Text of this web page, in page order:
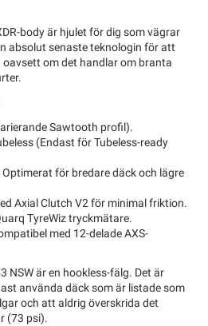
body är hjulet för dig som vägrar
absolut senaste teknologin för att
om det handlar om branta
Sawtooth profil).
(Endast för Tubeless-ready
för bredare däck och lägre
Axial Clutch V2 för minimal friktion.
TyreWiz tryckmätare.
med 12-delade AXS-
NSW är en hookless-fälg. Det är
använda däck som är listade som
och att aldrig överskrida det
(73 psi).